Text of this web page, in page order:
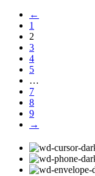
←
1
2
3
4
5
…
7
8
9
→